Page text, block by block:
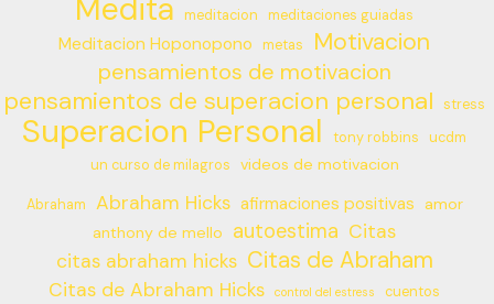
Medita meditacion meditaciones guiadas
Meditacion Hoponopono metas Motivacion
pensamientos de motivacion
pensamientos de superacion personal stress
Superacion Personal tony robbins
ucdm
un curso de milagros
videos de motivacion
Abraham Abraham Hicks afirmaciones positivas
amor
anthony de mello
autoestima Citas
citas abraham hicks Citas de Abraham
Citas de Abraham Hicks control del estress cuentos